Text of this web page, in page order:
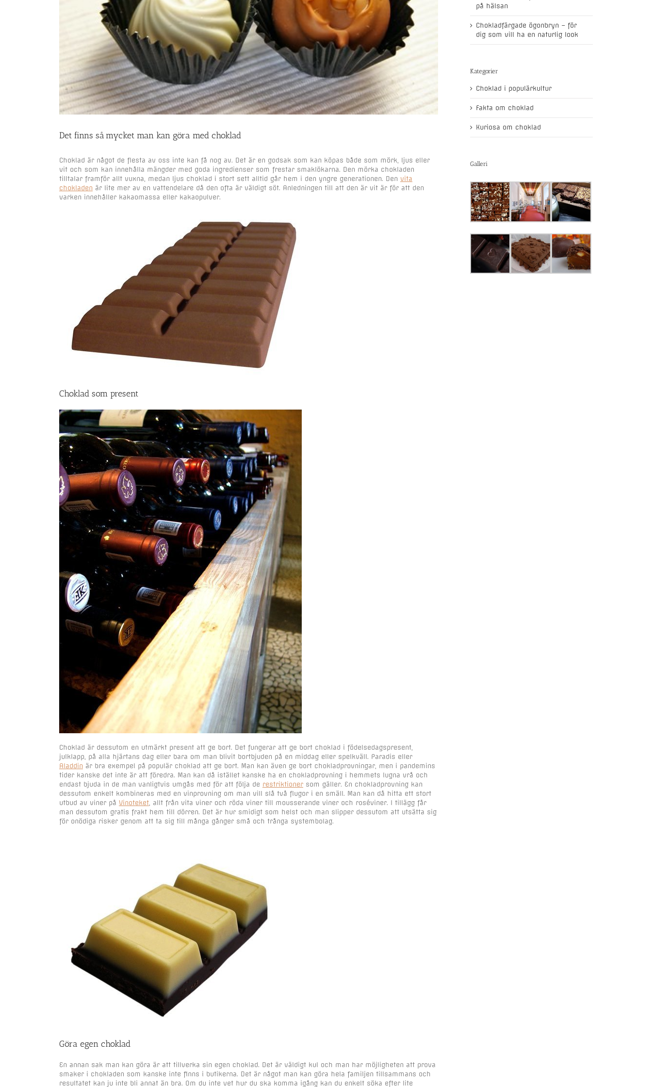
Det finns så mycket man kan göra med choklad
Choklad är något de flesta av oss inte kan få nog av. Det är en godsak som kan köpas både som mörk, ljus eller
vit och som kan innehålla mängder med goda ingredienser som frestar smaklökarna. Den mörka chokladen
tilltalar framför allt vuxna, medan ljus choklad i stort sett alltid går hem i den yngre generationen. Den vita
chokladen är lite mer av en vattendelare då den ofta är väldigt söt. Anledningen till att den är vit är för att den
varken innehåller kakaomassa eller kakaopulver.
Choklad som present
Choklad är dessutom en utmärkt present att ge bort. Det fungerar att ge bort choklad i födelsedagspresent,
julklapp, på alla hjärtans dag eller bara om man blivit bortbjuden på en middag eller spelkväll. Paradis eller
Aladdin är bra exempel på populär choklad att ge bort. Man kan även ge bort chokladprovningar, men i pandemins
tider kanske det inte är att föredra. Man kan då istället kanske ha en chokladprovning i hemmets lugna vrå och
endast bjuda in de man vanligtvis umgås med för att följa de restriktioner som gäller. En chokladprovning kan
dessutom enkelt kombineras med en vinprovning om man vill slå två flugor i en smäll. Man kan då hitta ett stort
utbud av viner på Vinoteket, allt från vita viner och röda viner till mousserande viner och roséviner. I tillägg får
man dessutom gratis frakt hem till dörren. Det är hur smidigt som helst och man slipper dessutom att utsätta sig
för onödiga risker genom att ta sig till många gånger små och trånga systembolag.
Göra egen choklad
En annan sak man kan göra är att tillverka sin egen choklad. Det är väldigt kul och man har möjligheten att prova
smaker i chokladen som kanske inte finns i butikerna. Det är något man kan göra hela familjen tillsammans och
resultatet kan ju inte bli annat än bra. Om du inte vet hur du ska komma igång kan du enkelt söka efter lite
på hälsan
Chokladfärgade ögonbryn – för
dig som vill ha en naturlig look
Kategorier
Choklad i populärkultur
Fakta om choklad
Kuriosa om choklad
Galleri